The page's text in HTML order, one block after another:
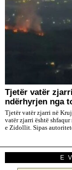
​Tjetër vatër
ndërhyrjen nga
Tjetër vatër zjarri në
vatër zjarri është
e Zidollit. Sipas